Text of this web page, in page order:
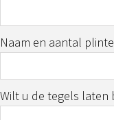
Naam en aantal
Wilt u de tegels laten